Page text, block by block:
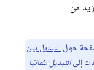
من
حول التبديل بين
إلىالتبديل تلقائيًا